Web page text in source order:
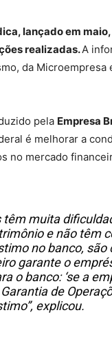
lançado em
realizadas.A
da Microempresa
pela Empresa
é melhorar a
no mercado
têm muita
e não têm
no banco, são
garante o
o banco: ‘se a
de
explicou.